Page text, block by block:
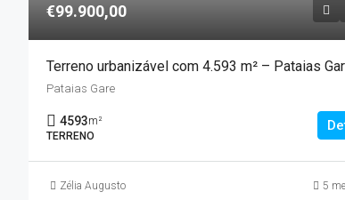
€99.900,00
Terreno urbanizável com 4.593 m² – Pataias
Pataias Gare
4593m²
TERRENO
Zélia Augusto 5